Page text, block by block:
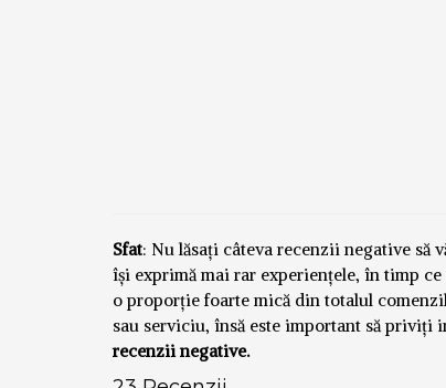
Sfat: Nu lăsați câteva recenzii negative
își exprimă mai rar experiențele, în timp
o proporție foarte mică din totalul
sau serviciu, însă este important să priviți
recenzii negative.